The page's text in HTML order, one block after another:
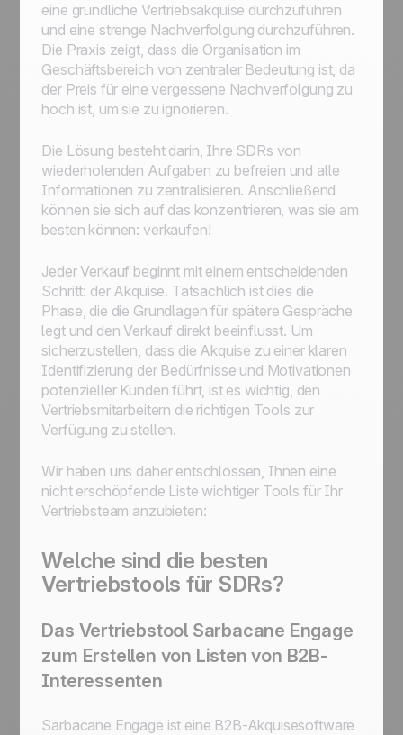
eine gründliche Vertriebsakquise durchzuführen
und eine strenge Nachverfolgung durchzuführen.
Die Praxis zeigt, dass die Organisation im
Geschäftsbereich von zentraler Bedeutung ist, da
der Preis für eine vergessene Nachverfolgung zu
hoch ist, um sie zu ignorieren.
Die Lösung besteht darin, Ihre SDRs von
wiederholenden Aufgaben zu befreien und alle
Informationen zu zentralisieren. Anschließend
können sie sich auf das konzentrieren, was sie am
besten können: verkaufen!
Jeder Verkauf beginnt mit einem entscheidenden
Schritt: der Akquise. Tatsächlich ist dies die
Phase, die die Grundlagen für spätere Gespräche
legt und den Verkauf direkt beeinflusst. Um
sicherzustellen, dass die Akquise zu einer klaren
Identifizierung der Bedürfnisse und Motivationen
potenzieller Kunden führt, ist es wichtig, den
Vertriebsmitarbeitern die richtigen Tools zur
Verfügung zu stellen.
Wir haben uns daher entschlossen, Ihnen eine
nicht erschöpfende Liste wichtiger Tools für Ihr
Vertriebsteam anzubieten:
Welche sind die besten
Vertriebstools für SDRs?
Das Vertriebstool Sarbacane Engage
zum Erstellen von Listen von B2B-
Interessenten
Sarbacane Engage ist eine B2B-Akquisesoftware